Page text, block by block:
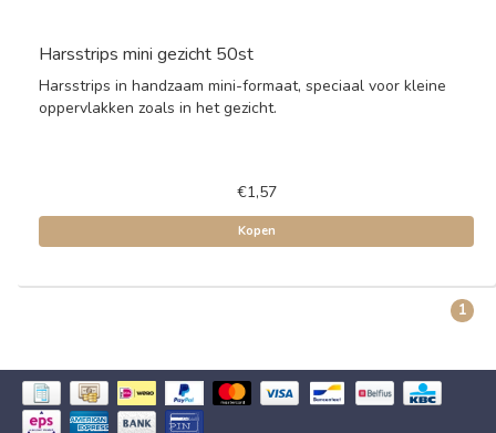
Harsstrips mini gezicht 50st
Harsstrips in handzaam mini-formaat, speciaal voor kleine
oppervlakken zoals in het gezicht.
€1,57
Kopen
1